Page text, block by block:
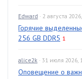
Edward · 2 августа
Горячие
256 GB DDR5 1
alice2k · 31 июля 2026,
Оповещение о